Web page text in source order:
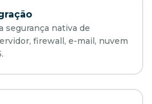
segurança nativa de
firewall, e-mail, nuvem